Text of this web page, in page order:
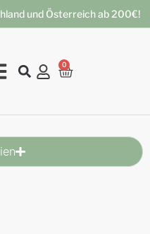
und Österreich ab 200€!
0